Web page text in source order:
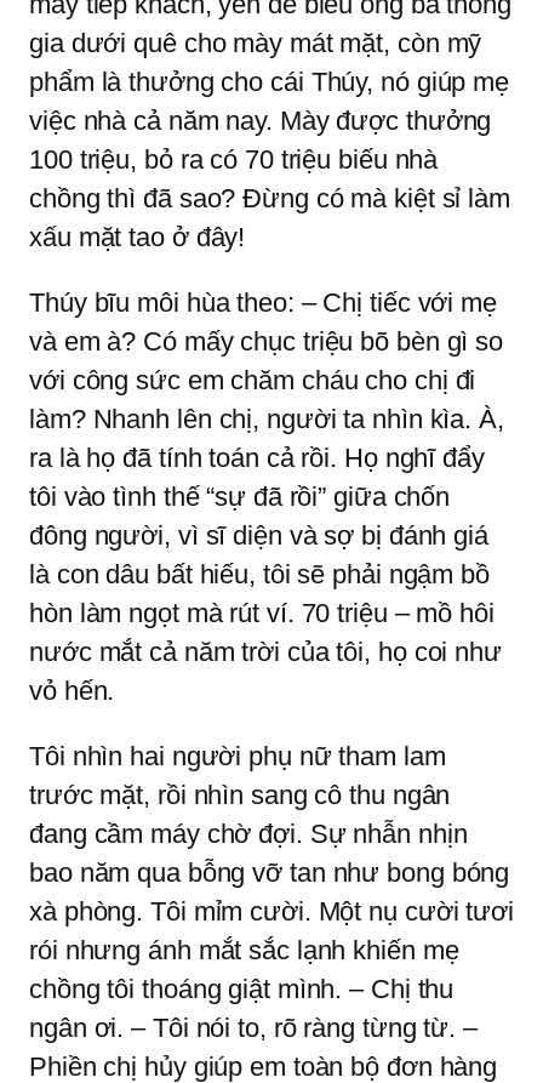
gia dưới quê cho mày mát mặt, còn mỹ
phẩm là thưởng cho cái Thúy, nó giúp mẹ
việc nhà cả năm nay. Mày được thưởng
100 triệu, bỏ ra có 70 triệu biếu nhà
chồng thì đã sao? Đừng có mà kiệt sỉ làm
xấu mặt tao ở đây!
Thúy bĩu môi hùa theo: – Chị tiếc với mẹ
và em à? Có mấy chục triệu bõ bèn gì so
với công sức em chăm cháu cho chị đi
làm? Nhanh lên chị, người ta nhìn kìa. À,
ra là họ đã tính toán cả rồi. Họ nghĩ đẩy
tôi vào tình thế “sự đã rồi” giữa chốn
đông người, vì sĩ diện và sợ bị đánh giá
là con dâu bất hiếu, tôi sẽ phải ngậm bồ
hòn làm ngọt mà rút ví. 70 triệu – mồ hôi
nước mắt cả năm trời của tôi, họ coi như
vỏ hến.
Tôi nhìn hai người phụ nữ tham lam
trước mặt, rồi nhìn sang cô thu ngân
đang cầm máy chờ đợi. Sự nhẫn nhịn
bao năm qua bỗng vỡ tan như bong bóng
xà phòng. Tôi mỉm cười. Một nụ cười tươi
rói nhưng ánh mắt sắc lạnh khiến mẹ
chồng tôi thoáng giật mình. – Chị thu
ngân ơi. – Tôi nói to, rõ ràng từng từ. –
Phiền chị hủy giúp em toàn bộ đơn hàng